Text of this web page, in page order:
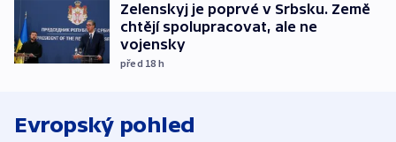
Zelenskyj je poprvé v Srbsku. Země
chtějí spolupracovat, ale ne
vojensky
před 18 h
Evropský pohled